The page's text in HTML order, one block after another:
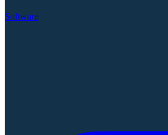
Software